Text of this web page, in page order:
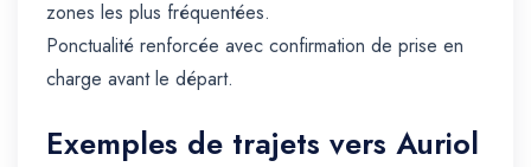
zones les plus fréquentées.
Ponctualité renforcée avec confirmation de prise en
charge avant le départ.
Exemples de trajets vers Auriol